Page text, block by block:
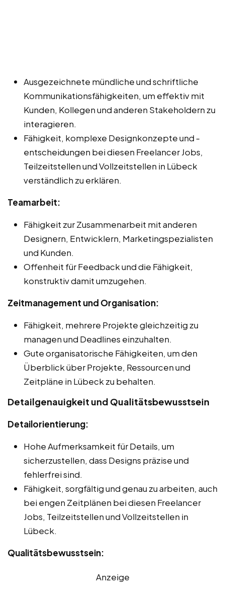
Ausgezeichnete mündliche und schriftliche
Kommunikationsfähigkeiten, um effektiv mit
Kunden, Kollegen und anderen Stakeholdern zu
interagieren.
Fähigkeit, komplexe Designkonzepte und -
entscheidungen bei diesen Freelancer Jobs,
Teilzeitstellen und Vollzeitstellen in Lübeck
verständlich zu erklären.
Teamarbeit:
Fähigkeit zur Zusammenarbeit mit anderen
Designern, Entwicklern, Marketingspezialisten
und Kunden.
Offenheit für Feedback und die Fähigkeit,
konstruktiv damit umzugehen.
Zeitmanagement und Organisation:
Fähigkeit, mehrere Projekte gleichzeitig zu
managen und Deadlines einzuhalten.
Gute organisatorische Fähigkeiten, um den
Überblick über Projekte, Ressourcen und
Zeitpläne in Lübeck zu behalten.
Detailgenauigkeit und Qualitätsbewusstsein
Detailorientierung:
Hohe Aufmerksamkeit für Details, um
sicherzustellen, dass Designs präzise und
fehlerfrei sind.
Fähigkeit, sorgfältig und genau zu arbeiten, auch
bei engen Zeitplänen bei diesen Freelancer
Jobs, Teilzeitstellen und Vollzeitstellen in
Lübeck.
Qualitätsbewusstsein:
Anzeige